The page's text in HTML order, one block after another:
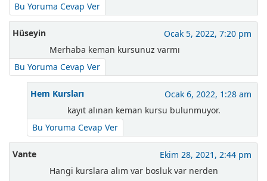
Bu Yoruma Cevap Ver
Hüseyin
Ocak 5, 2022, 7:20 pm
Merhaba keman kursunuz varmı
Bu Yoruma Cevap Ver
Hem Kursları
Ocak 6, 2022, 1:28 am
kayıt alınan keman kursu bulunmuyor.
Bu Yoruma Cevap Ver
Vante
Ekim 28, 2021, 2:44 pm
Hangi kurslara alım var bosluk var nerden